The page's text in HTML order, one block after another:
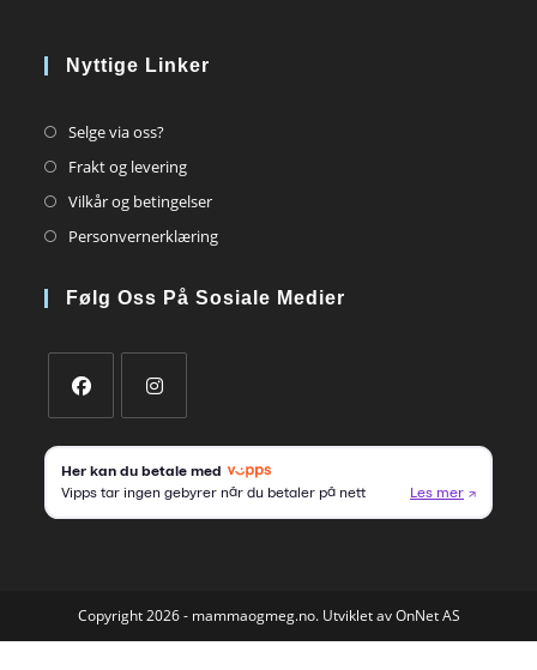
Nyttige Linker
Selge via oss?Opens
in
tab
Frakt og leveringOpens
in
Vilkår og betingelserOpens
in
new
PersonvernerklæringOpens
a
Følg Oss På Sosiale Medier
in
new
in
a
new
Copyright 2026 - mammaogmeg.no. Utviklet av OnNet AS